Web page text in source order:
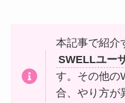
本記事で紹介
SWELLユー
す。その他の
合、やり方が